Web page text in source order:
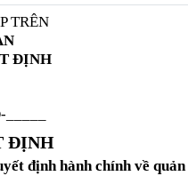
TRÊN
ĐỊNH
ĐỊNH
định hành chính về quản